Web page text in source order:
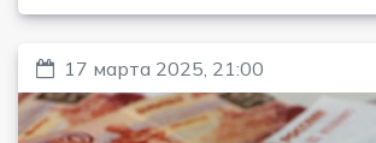
17 марта 2025, 21:00